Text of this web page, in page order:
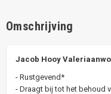
Omschrijving
Jacob Hooy
- Rustgevend*
- Draagt bij tot het behoud